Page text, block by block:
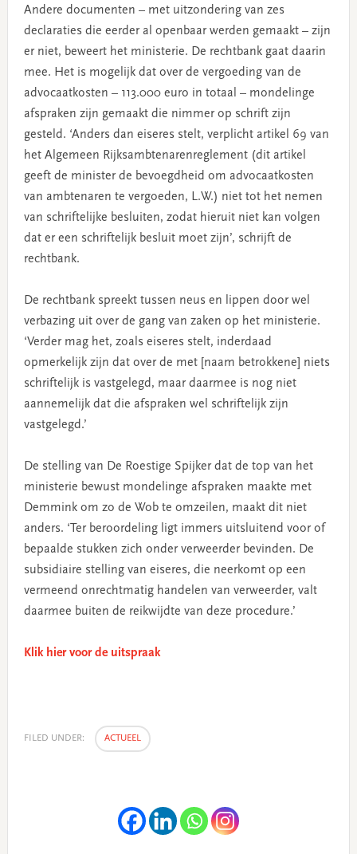
Andere documenten – met uitzondering van zes
declaraties die eerder al openbaar werden gemaakt – zijn
er niet, beweert het ministerie. De rechtbank gaat daarin
mee. Het is mogelijk dat over de vergoeding van de
advocaatkosten – 113.000 euro in totaal – mondelinge
afspraken zijn gemaakt die nimmer op schrift zijn
gesteld. ‘Anders dan eiseres stelt, verplicht artikel 69 van
het Algemeen Rijksambtenarenreglement (dit artikel
geeft de minister de bevoegdheid om advocaatkosten
van ambtenaren te vergoeden, L.W.) niet tot het nemen
van schriftelijke besluiten, zodat hieruit niet kan volgen
dat er een schriftelijk besluit moet zijn’, schrijft de
rechtbank.
De rechtbank spreekt tussen neus en lippen door wel
verbazing uit over de gang van zaken op het ministerie.
‘Verder mag het, zoals eiseres stelt, inderdaad
opmerkelijk zijn dat over de met [naam betrokkene] niets
schriftelijk is vastgelegd, maar daarmee is nog niet
aannemelijk dat die afspraken wel schriftelijk zijn
vastgelegd.’
De stelling van De Roestige Spijker dat de top van het
ministerie bewust mondelinge afspraken maakte met
Demmink om zo de Wob te omzeilen, maakt dit niet
anders. ‘Ter beroordeling ligt immers uitsluitend voor of
bepaalde stukken zich onder verweerder bevinden. De
subsidiaire stelling van eiseres, die neerkomt op een
vermeend onrechtmatig handelen van verweerder, valt
daarmee buiten de reikwijdte van deze procedure.’
Klik hier voor de uitspraak
FILED UNDER: ACTUEEL